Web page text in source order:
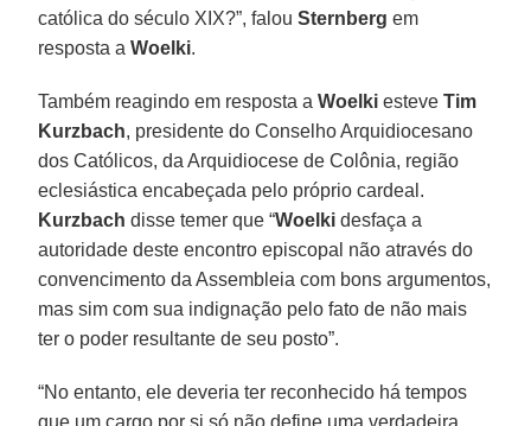
católica do século XIX?”, falouSternberg em
resposta aWoelki.
Também reagindo em resposta aWoelki esteveTim
Kurzbach, presidente do Conselho Arquidiocesano
dos Católicos, da Arquidiocese de Colônia, região
eclesiástica encabeçada pelo próprio cardeal.
Kurzbach disse temer que “Woelki desfaça a
autoridade deste encontro episcopal não através do
convencimento da Assembleia com bons argumentos,
mas sim com sua indignação pelo fato de não mais
ter o poder resultante de seu posto”.
“No entanto, ele deveria ter reconhecido há tempos
que um cargo por si só não define uma verdadeira